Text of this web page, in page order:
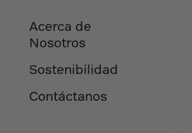
Acerca de
Nosotros
Sostenibilidad
Contáctanos